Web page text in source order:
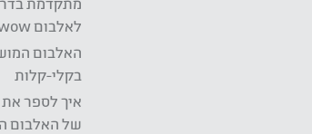
לאלבום wow
האלבום
בקלי-קלות
איך לספר את
של האלבום